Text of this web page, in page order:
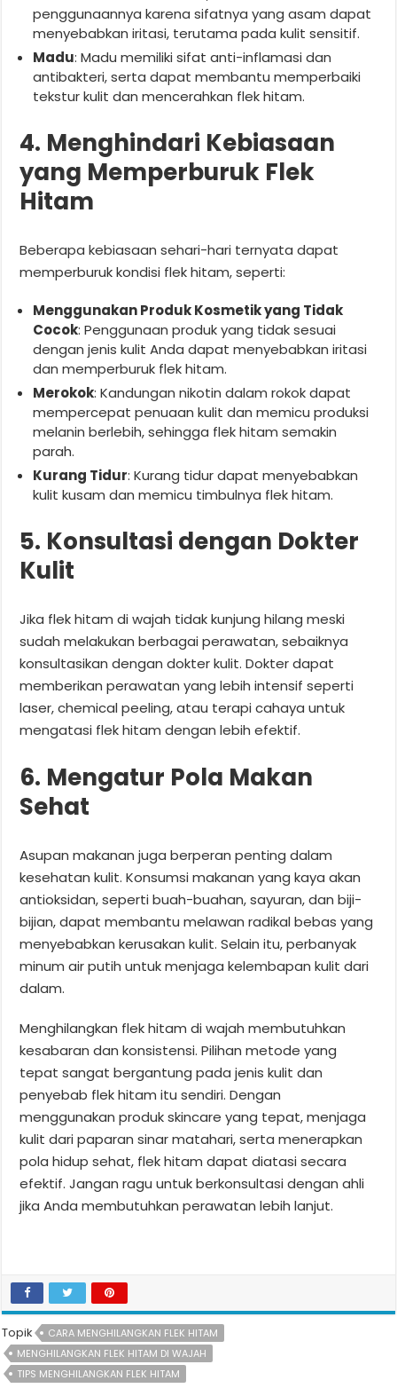
penggunaannya karena sifatnya yang asam dapat
menyebabkan iritasi, terutama pada kulit sensitif.
Madu: Madu memiliki sifat anti-inflamasi dan
antibakteri, serta dapat membantu memperbaiki
tekstur kulit dan mencerahkan flek hitam.
4. Menghindari Kebiasaan
yang Memperburuk Flek
Hitam
Beberapa kebiasaan sehari-hari ternyata dapat
memperburuk kondisi flek hitam, seperti:
Menggunakan Produk Kosmetik yang Tidak
Cocok: Penggunaan produk yang tidak sesuai
dengan jenis kulit Anda dapat menyebabkan iritasi
dan memperburuk flek hitam.
Merokok: Kandungan nikotin dalam rokok dapat
mempercepat penuaan kulit dan memicu produksi
melanin berlebih, sehingga flek hitam semakin
parah.
Kurang Tidur: Kurang tidur dapat menyebabkan
kulit kusam dan memicu timbulnya flek hitam.
5. Konsultasi dengan Dokter
Kulit
Jika flek hitam di wajah tidak kunjung hilang meski
sudah melakukan berbagai perawatan, sebaiknya
konsultasikan dengan dokter kulit. Dokter dapat
memberikan perawatan yang lebih intensif seperti
laser, chemical peeling, atau terapi cahaya untuk
mengatasi flek hitam dengan lebih efektif.
6. Mengatur Pola Makan
Sehat
Asupan makanan juga berperan penting dalam
kesehatan kulit. Konsumsi makanan yang kaya akan
antioksidan, seperti buah-buahan, sayuran, dan biji-
bijian, dapat membantu melawan radikal bebas yang
menyebabkan kerusakan kulit. Selain itu, perbanyak
minum air putih untuk menjaga kelembapan kulit dari
dalam.
Menghilangkan flek hitam di wajah membutuhkan
kesabaran dan konsistensi. Pilihan metode yang
tepat sangat bergantung pada jenis kulit dan
penyebab flek hitam itu sendiri. Dengan
menggunakan produk skincare yang tepat, menjaga
kulit dari paparan sinar matahari, serta menerapkan
pola hidup sehat, flek hitam dapat diatasi secara
efektif. Jangan ragu untuk berkonsultasi dengan ahli
jika Anda membutuhkan perawatan lebih lanjut.
Topik
CARA MENGHILANGKAN FLEK HITAM
MENGHILANGKAN FLEK HITAM DI WAJAH
TIPS MENGHILANGKAN FLEK HITAM